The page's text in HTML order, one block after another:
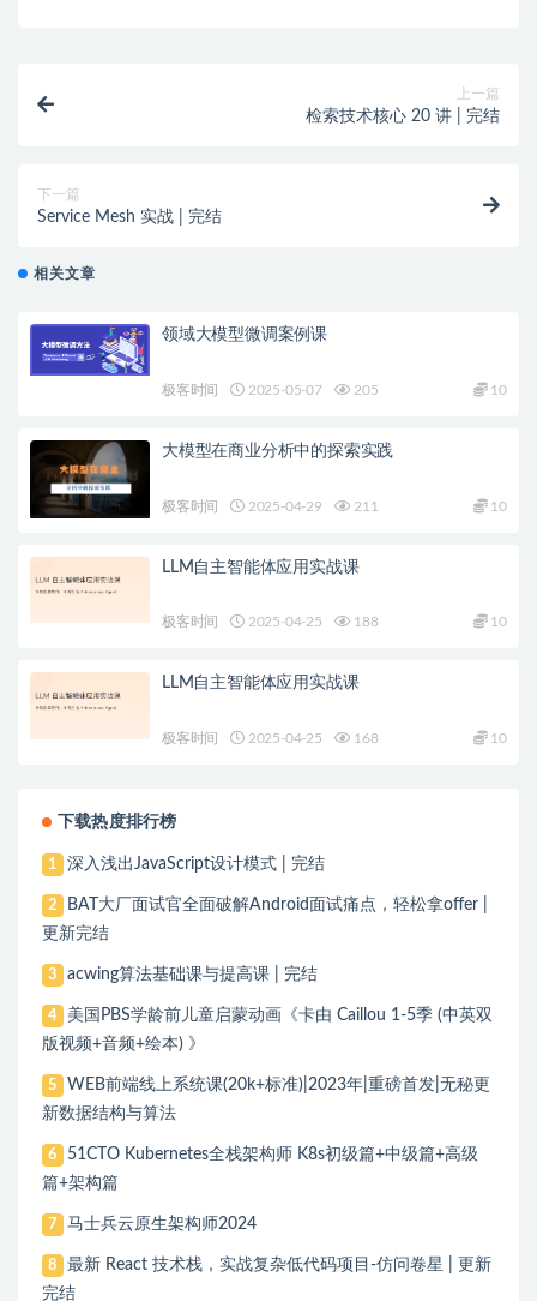
上一篇
检索技术核心 20 讲 | 完结
下一篇
Service Mesh 实战 | 完结
相关文章
领域大模型微调案例课
极客时间 2025-05-07 205 10
大模型在商业分析中的探索实践
极客时间 2025-04-29 211 10
LLM自主智能体应用实战课
极客时间 2025-04-25 188 10
LLM自主智能体应用实战课
极客时间 2025-04-25 168 10
下载热度排行榜
1 深入浅出JavaScript设计模式 | 完结
2
BAT大厂面试官全面破解Android面试痛点，轻松拿offer |
更新完结
3 acwing算法基础课与提高课 | 完结
4
美国PBS学龄前儿童启蒙动画《卡由 Caillou 1-5季 (中英双
版视频+音频+绘本) 》
5
WEB前端线上系统课(20k+标准)|2023年|重磅首发|无秘更
新数据结构与算法
6
51CTO Kubernetes全栈架构师 K8s初级篇+中级篇+高级
篇+架构篇
7 马士兵云原生架构师2024
8
最新 React 技术栈，实战复杂低代码项目-仿问卷星 | 更新
完结